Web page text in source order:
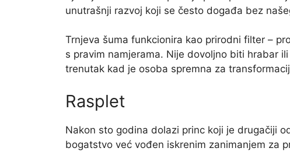
unutrašnji razvoj koji se često događa bez
Trnjeva šuma funkcionira kao prirodni filter –
s pravim namjerama. Nije dovoljno biti hrabar
trenutak kad je osoba spremna za
Rasplet
Nakon sto godina dolazi princ koji je drugačiji
bogatstvo već vođen iskrenim zanimanjem za